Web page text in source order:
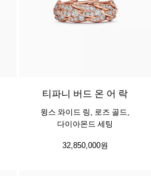
티파니 버드 온 어 락
윙스 와이드 링, 로즈 골드,
다이아몬드 세팅
32,850,000원